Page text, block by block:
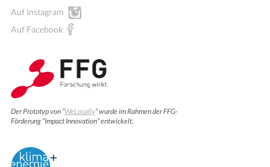
Auf Instagram
Auf Facebook
Der Prototyp von “WeLocally” wurde im Rahmen der FFG-
Förderung “Impact Innovation” entwickelt.